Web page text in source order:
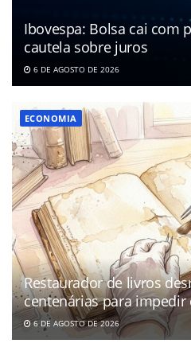
Ibovespa: Bolsa cai com
cautela sobre juros
6 DE AGOSTO DE 2026
ECONOMIA
Restaurador de livros
centenárias para
6 DE AGOSTO DE 2026